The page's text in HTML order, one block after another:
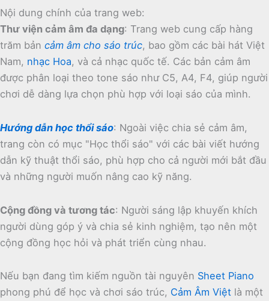
Nội dung chính của trang web:
Thư viện cảm âm đa dạng: Trang web cung cấp hàng
trăm bản cảm âm cho sáo trúc, bao gồm các bài hát Việt
Nam, nhạc Hoa, và cả nhạc quốc tế. Các bản cảm âm
được phân loại theo tone sáo như C5, A4, F4, giúp người
chơi dễ dàng lựa chọn phù hợp với loại sáo của mình.
Hướng dẫn học thổi sáo: Ngoài việc chia sẻ cảm âm,
trang còn có mục "Học thổi sáo" với các bài viết hướng
dẫn kỹ thuật thổi sáo, phù hợp cho cả người mới bắt đầu
và những người muốn nâng cao kỹ năng.
Cộng đồng và tương tác: Người sáng lập khuyến khích
người dùng góp ý và chia sẻ kinh nghiệm, tạo nên một
cộng đồng học hỏi và phát triển cùng nhau.
Nếu bạn đang tìm kiếm nguồn tài nguyên Sheet Piano
phong phú để học và chơi sáo trúc, Cảm Âm Việt là một